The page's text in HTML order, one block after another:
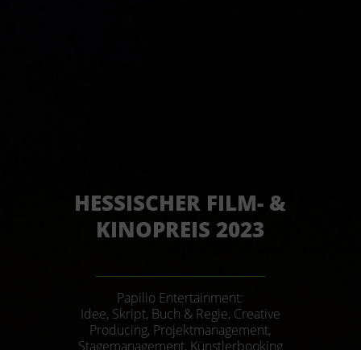
HESSISCHER FILM- &
KINOPREIS 2023
Papilio Entertainment:
Idee, Skript, Buch & Regie, Creative
Producing, Projektmanagement,
Stagemanagement, Künstlerbooking